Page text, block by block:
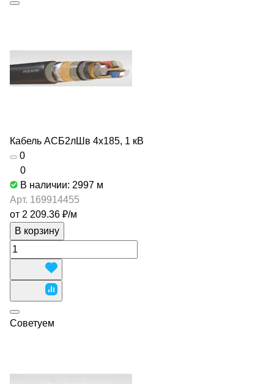
Кабель АСБ2лШв 4х185, 1 кВ
0
0
В наличии: 2997 м
Арт. 169914455
от 2 209.36 ₽/м
В корзину
Советуем